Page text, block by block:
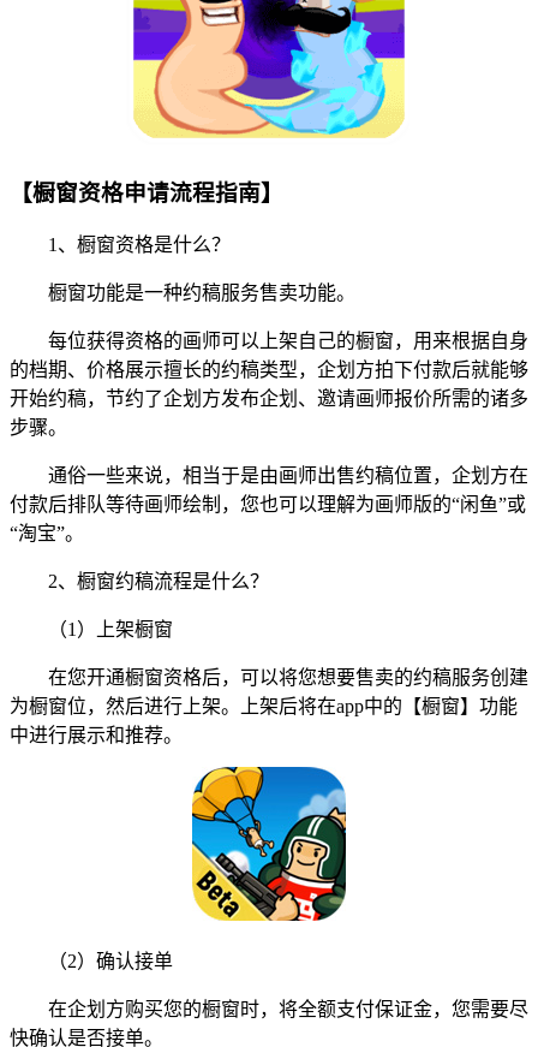
【橱窗资格申请流程指南】
1、橱窗资格是什么？
橱窗功能是一种约稿服务售卖功能。
每位获得资格的画师可以上架自己的橱窗，用来根据自身
的档期、价格展示擅长的约稿类型，企划方拍下付款后就能够
开始约稿，节约了企划方发布企划、邀请画师报价所需的诸多
步骤。
通俗一些来说，相当于是由画师出售约稿位置，企划方在
付款后排队等待画师绘制，您也可以理解为画师版的“闲鱼”或
“淘宝”。
2、橱窗约稿流程是什么？
（1）上架橱窗
在您开通橱窗资格后，可以将您想要售卖的约稿服务创建
为橱窗位，然后进行上架。上架后将在app中的【橱窗】功能
中进行展示和推荐。
（2）确认接单
在企划方购买您的橱窗时，将全额支付保证金，您需要尽
快确认是否接单。